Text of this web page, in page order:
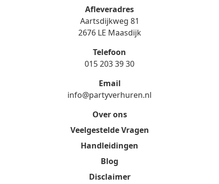
Afleveradres
Aartsdijkweg 81
2676 LE Maasdijk
Telefoon
015 203 39 30
Email
info@partyverhuren.nl
Over ons
Veelgestelde Vragen
Handleidingen
Blog
Disclaimer